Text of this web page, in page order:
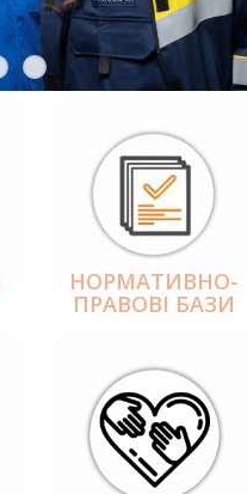
НОРМАТИВНО-
ПРАВОВІ БАЗИ